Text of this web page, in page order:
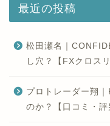
最近の投稿
松田瀬名｜
し穴？【FXクロス
プロトレーダー翔
のか？【口コミ・評